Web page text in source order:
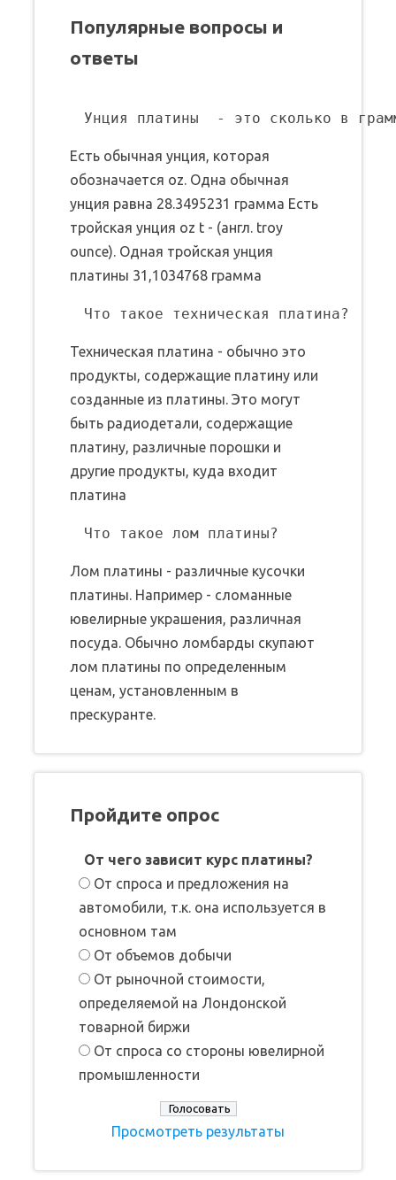
Популярные вопросы и
ответы
Есть обычная унция, которая
обозначается oz. Одна обычная
унция равна 28.3495231 грамма Есть
тройская унция oz t - (англ. troy
ounce). Одная тройская унция
платины 31,1034768 грамма
Техническая платина - обычно это
продукты, содержащие платину или
созданные из платины. Это могут
быть радиодетали, содержащие
платину, различные порошки и
другие продукты, куда входит
платина
Лом платины - различные кусочки
платины. Например - сломанные
ювелирные украшения, различная
посуда. Обычно ломбарды скупают
лом платины по определенным
ценам, установленным в
прескуранте.
Пройдите опрос
От чего зависит курс платины?
От спроса и предложения на
автомобили, т.к. она используется в
основном там
От объемов добычи
От рыночной стоимости,
определяемой на Лондонской
товарной биржи
От спроса со стороны ювелирной
промышленности
Просмотреть результаты